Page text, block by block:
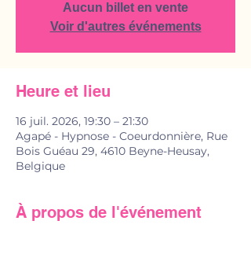
Aucun billet en vente
Voir d'autres événements
Heure et lieu
16 juil. 2026, 19:30 – 21:30
Agapé - Hypnose - Coeurdonnière, Rue
Bois Guéau 29, 4610 Beyne-Heusay,
Belgique
À propos de l'événement